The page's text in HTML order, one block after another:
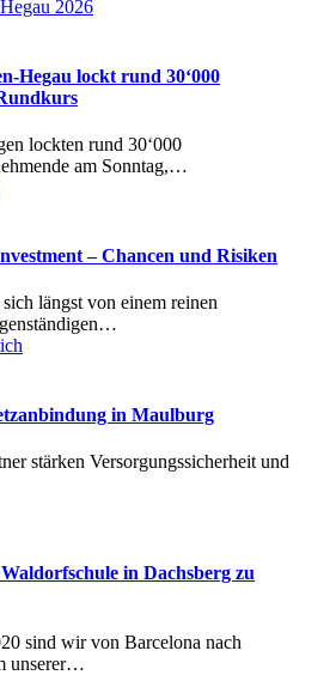
Hegau lockt rund 30‘000
lockten rund 30‘000
am Sonntag,…
– Chancen und Risiken
längst von einem reinen
in Maulburg
stärken Versorgungssicherheit und
in Dachsberg zu
sind wir von Barcelona nach
unserer…